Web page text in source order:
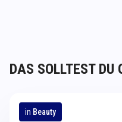
DAS SOLLTEST DU
in Beauty